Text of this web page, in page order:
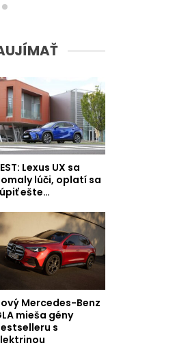
Lexus UX sa
lúči, oplatí sa
ešte…
Mercedes-Benz
mieša gény
s